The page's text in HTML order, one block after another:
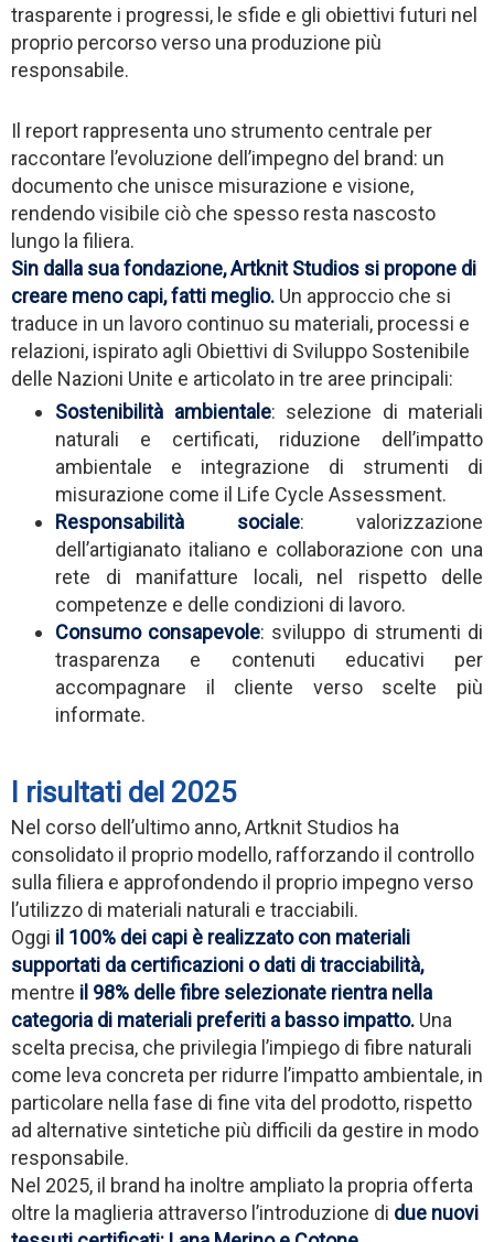
trasparente i progressi, le sfide e gli obiettivi futuri nel
proprio percorso verso una produzione più
responsabile.
Il report rappresenta uno strumento centrale per
raccontare l’evoluzione dell’impegno del brand: un
documento che unisce misurazione e visione,
rendendo visibile ciò che spesso resta nascosto
lungo la filiera.
Sin dalla sua fondazione, Artknit Studios si propone di
creare meno capi, fatti meglio. Un approccio che si
traduce in un lavoro continuo su materiali, processi e
relazioni, ispirato agli Obiettivi di Sviluppo Sostenibile
delle Nazioni Unite e articolato in tre aree principali:
Sostenibilità ambientale: selezione di materiali
naturali e certificati, riduzione dell’impatto
ambientale e integrazione di strumenti di
misurazione come il Life Cycle Assessment.
Responsabilità sociale: valorizzazione
dell’artigianato italiano e collaborazione con una
rete di manifatture locali, nel rispetto delle
competenze e delle condizioni di lavoro.
Consumo consapevole: sviluppo di strumenti di
trasparenza e contenuti educativi per
accompagnare il cliente verso scelte più
informate.
I risultati del 2025
Nel corso dell’ultimo anno, Artknit Studios ha
consolidato il proprio modello, rafforzando il controllo
sulla filiera e approfondendo il proprio impegno verso
l’utilizzo di materiali naturali e tracciabili.
Oggi il 100% dei capi è realizzato con materiali
supportati da certificazioni o dati di tracciabilità,
mentre il 98% delle fibre selezionate rientra nella
categoria di materiali preferiti a basso impatto. Una
scelta precisa, che privilegia l’impiego di fibre naturali
come leva concreta per ridurre l’impatto ambientale, in
particolare nella fase di fine vita del prodotto, rispetto
ad alternative sintetiche più difficili da gestire in modo
responsabile.
Nel 2025, il brand ha inoltre ampliato la propria offerta
oltre la maglieria attraverso l’introduzione di due nuovi